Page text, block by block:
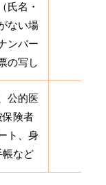
氏名・
ない場
ンバー
の写し
公的医
保険者
ト、身
帳など